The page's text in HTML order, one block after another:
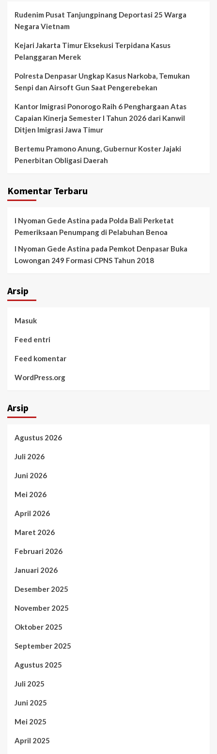
Rudenim Pusat Tanjungpinang Deportasi 25 Warga
Negara Vietnam
Kejari Jakarta Timur Eksekusi Terpidana Kasus
Pelanggaran Merek
Polresta Denpasar Ungkap Kasus Narkoba, Temukan
Senpi dan Airsoft Gun Saat Pengerebekan
Kantor Imigrasi Ponorogo Raih 6 Penghargaan Atas
Capaian Kinerja Semester I Tahun 2026 dari Kanwil
Ditjen Imigrasi Jawa Timur
Bertemu Pramono Anung, Gubernur Koster Jajaki
Penerbitan Obligasi Daerah
Komentar Terbaru
I Nyoman Gede Astina pada Polda Bali Perketat
Pemeriksaan Penumpang di Pelabuhan Benoa
I Nyoman Gede Astina pada Pemkot Denpasar Buka
Lowongan 249 Formasi CPNS Tahun 2018
Arsip
Masuk
Feed entri
Feed komentar
WordPress.org
Arsip
Agustus 2026
Juli 2026
Juni 2026
Mei 2026
April 2026
Maret 2026
Februari 2026
Januari 2026
Desember 2025
November 2025
Oktober 2025
September 2025
Agustus 2025
Juli 2025
Juni 2025
Mei 2025
April 2025